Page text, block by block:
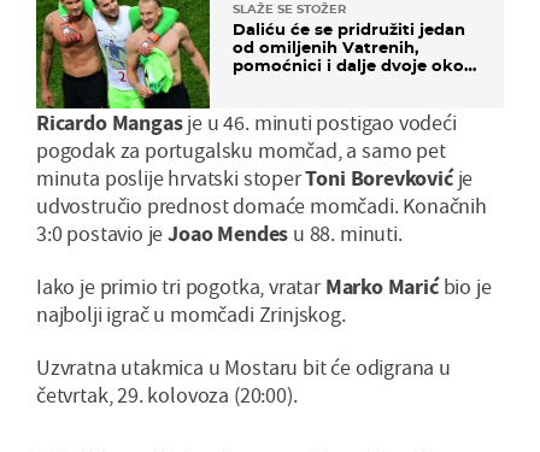
SLAŽE SE STOŽER
Daliću će se pridružiti jedan
od omiljenih Vatrenih,
pomoćnici i dalje dvoje oko
Ricardo Mangasje u 46. minuti postigao vodeći
pogodak za portugalsku momčad, a samo pet
minuta poslije hrvatski stoperToni Borevkovićje
udvostručio prednost domaće momčadi. Konačnih
3:0 postavio jeJoao Mendes u 88. minuti.
Iako je primio tri pogotka, vratarMarko Marićbio je
najbolji igrač u momčadi Zrinjskog.
Uzvratna utakmica u Mostaru bit će odigrana u
četvrtak, 29. kolovoza (20:00).